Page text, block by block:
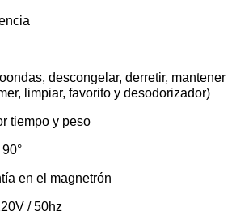
descongelar, derretir, mantener
limpiar, favorito y desodorizador)
tiempo y peso
en el magnetrón
/ 50hz